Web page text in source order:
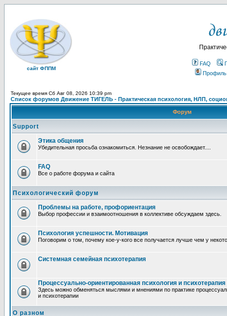
сайт ФППМ
FAQ
Профиль
Текущее время Сб Авг 08, 2026 10:39 pm
Список форумов Движение ТИГЕЛЬ - Практическая психология, НЛП,
Форум
Support
Этика общения
Убедительная просьба ознакомиться. Незнание не освобождает....
FAQ
Все о работе форума и сайта
Психологический форум
Проблемы на работе, профориентация
Выбор профессии и взаимоотношения в коллективе обсуждаем здесь.
Психология успешности. Мотивация
Поговорим о том, почему кое-у-кого все получается лучше чем у
Системная семейная психотерапия
Процессуально-ориентированная психология и психотерапия
Здесь можно обменяться мыслями и мнениями по практике
и психотерапии
О разном